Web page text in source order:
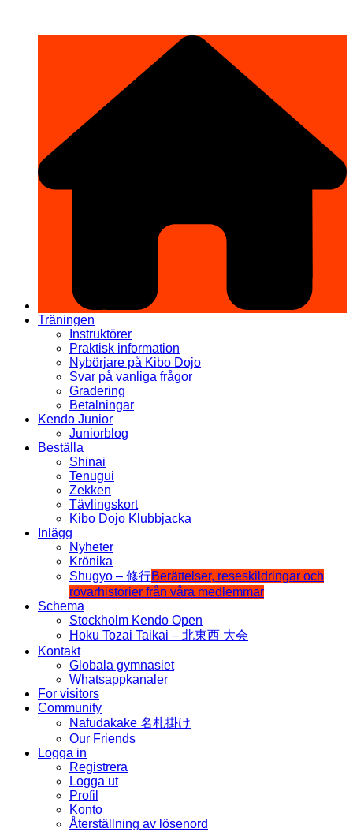
Träningen
Instruktörer
Praktisk information
Nybörjare på Kibo Dojo
Svar på vanliga frågor
Gradering
Betalningar
Kendo Junior
Juniorblog
Beställa
Shinai
Tenugui
Zekken
Tävlingskort
Kibo Dojo Klubbjacka
Inlägg
Nyheter
Krönika
Shugyo – 修行Berättelser, reseskildringar och
rövarhistorier från våra medlemmar
Schema
Stockholm Kendo Open
Hoku Tozai Taikai – 北東西 大会
Kontakt
Globala gymnasiet
Whatsappkanaler
For visitors
Community
Nafudakake 名札掛け
Our Friends
Logga in
Registrera
Logga ut
Profil
Konto
Återställning av lösenord